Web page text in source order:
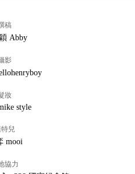
稿
Abby
影
妝
style
兒
mooi
協力